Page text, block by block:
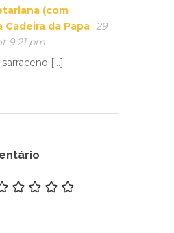
(com
Cadeira da Papa 29
9:21 pm
[…]